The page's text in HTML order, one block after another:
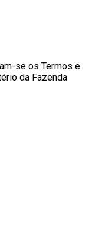
se os Termos e
da Fazenda